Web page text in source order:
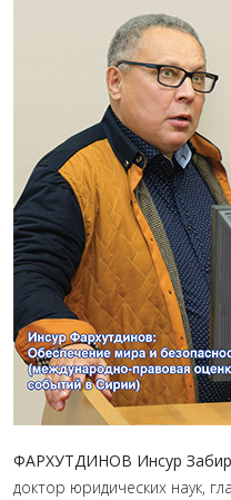
ФАРХУТДИНОВ Инсур
доктор юридических наук,